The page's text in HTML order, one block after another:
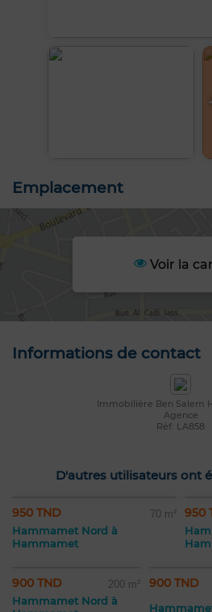
Emplacement
Voir la
Informations de contact
Immobilière Ben Salem
Agence
Réf: LA858
D'autres utilisateurs ont
950 TND 70 m²
Hammamet Nord à
Hammamet
950
900 TND 200 m²
Hammamet Nord à
900 TND